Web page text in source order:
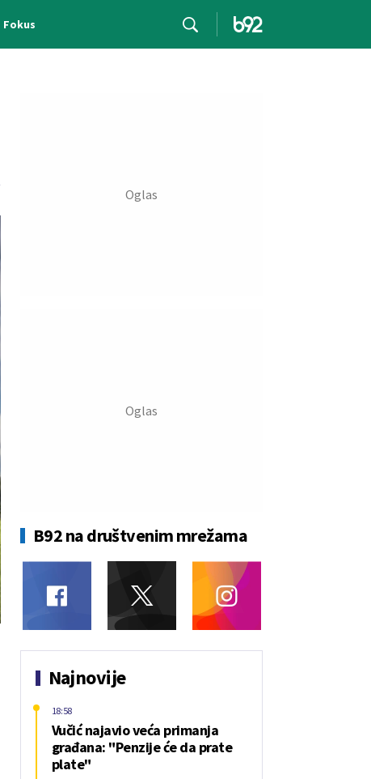
Fokus
B92 na društvenim mrežama
Najnovije
Vučić najavio veća primanja
građana: "Penzije će da prate
plate"
18:58